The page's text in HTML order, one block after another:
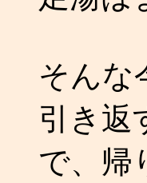
そんな
引き返
で、帰